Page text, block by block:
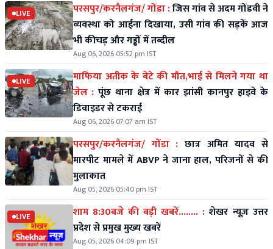
LIVE परसपुर/करनैलगंज/ गोंडा :जिस गांव से अदम गोंडवी ने
व्यवस्था को आईना दिखाया, उसी गांव की सड़कें आज
भी कीचड़ और गड्ढों में तब्दील
Aug 06, 2026 05:52 pm IST
LIVE
माफिया अतीक के बेटे की मौत,भाई से मिलने गया था
जेल : पूंछ थाना क्षेत्र में कार झांसी कानपुर हाइवे के
डिवाइडर से टकराई
Aug 06, 2026 07:07 am IST
परसपुर/करनैलगंज/ गोंडा : छात्र अमित यादव से
मारपीट मामले में ABVP ने जाना हाल, परिजनों से की
मुलाकात
Aug 05, 2026 05:40 pm IST
LIVE शाम 8:30बजे की बड़ी खबरें........ : शेखर न्यूज़ उत्तर
प्रदेश से प्रमुख मुख्य खबरें
Aug 05, 2026 04:09 pm IST